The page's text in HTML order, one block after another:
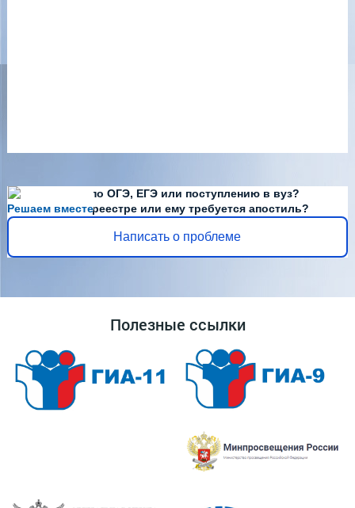
Решаем вместе
Есть вопросы по ОГЭ, ЕГЭ или поступлению в вуз?
Диплома нет в реестре или ему требуется апостиль?
Написать о проблеме
Полезные ссылки